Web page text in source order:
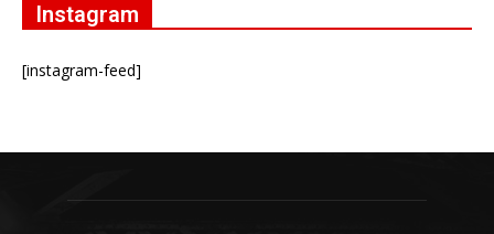
Instagram
[instagram-feed]